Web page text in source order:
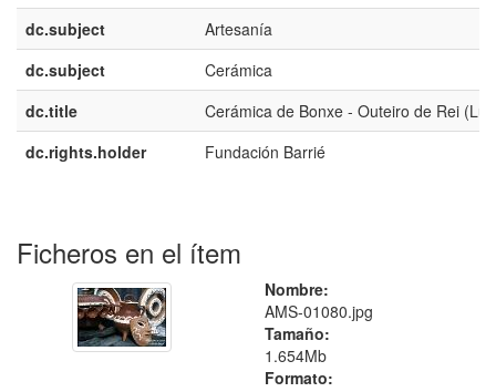
dc.subject
Artesanía
dc.subject
Cerámica
dc.title
Cerámica de Bonxe - Outeiro de Rei
dc.rights.holder
Fundación Barrié
Ficheros en el ítem
Nombre:
AMS-01080.jpg
Tamaño:
1.654Mb
Formato: